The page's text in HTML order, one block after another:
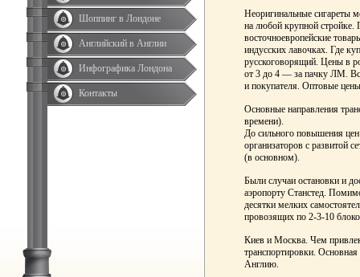
Шоппинг в Лондоне
Английский в Англии
Инфографика Лондона
Контакты
Неоригинальные сигареты
на любой крупной
восточноевропейские
индусских лавочках. Где
русскоговорящий. Цены в
от 3 до 4 — за пачку ЛМ.
и покупателя. Оптовые
Основные направления
времени).
До сильного повышения
организаторов с развитой
(в основном).
Были случаи остановки и
аэропорту Станстед.
десятки мелких
провозящих по 2-3-10
Киев и Москва. Чем
транспортировки.
Англию.